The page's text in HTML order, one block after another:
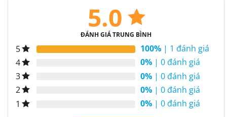
5.0
ĐÁNH GIÁ TRUNG BÌNH
5 100% | 1 đánh giá
4
0% | 0 đánh giá
3
0% | 0 đánh giá
2
0% | 0 đánh giá
1
0% | 0 đánh giá